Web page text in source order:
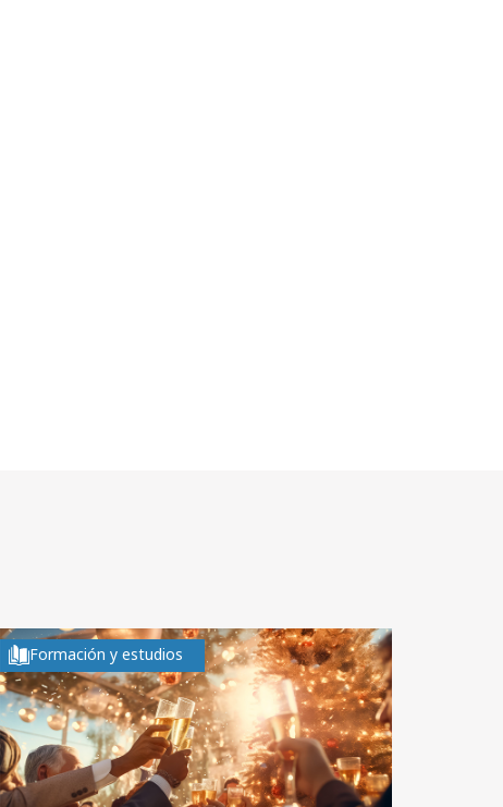
Formación y estudios